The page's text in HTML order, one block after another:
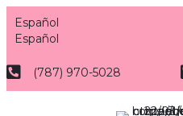
Español
Español
(787) 970-5028